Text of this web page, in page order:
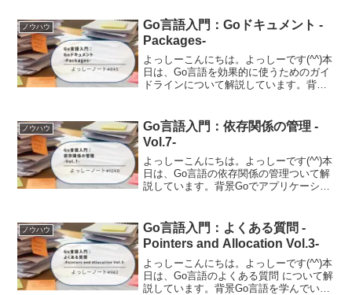
ノウハウ
Go言語入門：Goドキュメント -
Packages-
よっしーこんにちは。よっしーです(^^)本
日は、Go言語を効果的に使うためのガイ
ドラインについて解説しています。背景
ント「Effective Go」を知りました。こ...
ノウハウ
Go言語入門：依存関係の管理 -
Vol.7-
よっしーこんにちは。よっしーです(^^)本
日は、Go言語の依存関係の管理ついて解
説しています。背景Goでアプリケーショ
ります。HTTPルーターやデータベースド
ライバ、ロ...
ノウハウ
Go言語入門：よくある質問 -
Pointers and Allocation Vol.3-
よっしーこんにちは。よっしーです(^^)本
日は、Go言語のよくある質問 について解
説しています。背景Go言語を学んでいる